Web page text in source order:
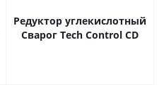
Редуктор углекислотный
Сварог Tech Control CD